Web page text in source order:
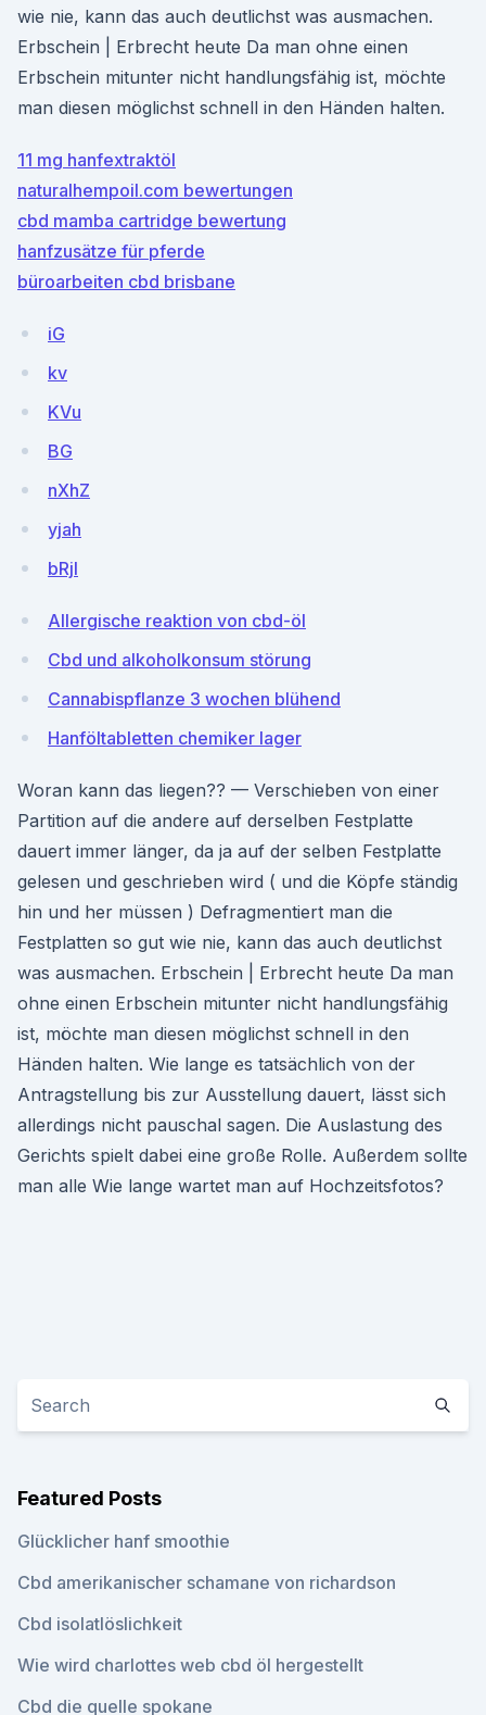
wie nie, kann das auch deutlichst was ausmachen.
Erbschein | Erbrecht heute Da man ohne einen
Erbschein mitunter nicht handlungsfähig ist, möchte
man diesen möglichst schnell in den Händen halten.
11 mg hanfextraktöl
naturalhempoil.com bewertungen
cbd mamba cartridge bewertung
hanfzusätze für pferde
büroarbeiten cbd brisbane
iG
kv
KVu
BG
nXhZ
yjah
bRjI
Allergische reaktion von cbd-öl
Cbd und alkoholkonsum störung
Cannabispflanze 3 wochen blühend
Hanföltabletten chemiker lager
Woran kann das liegen?? — Verschieben von einer
Partition auf die andere auf derselben Festplatte
dauert immer länger, da ja auf der selben Festplatte
gelesen und geschrieben wird ( und die Köpfe ständig
hin und her müssen ) Defragmentiert man die
Festplatten so gut wie nie, kann das auch deutlichst
was ausmachen. Erbschein | Erbrecht heute Da man
ohne einen Erbschein mitunter nicht handlungsfähig
ist, möchte man diesen möglichst schnell in den
Händen halten. Wie lange es tatsächlich von der
Antragstellung bis zur Ausstellung dauert, lässt sich
allerdings nicht pauschal sagen. Die Auslastung des
Gerichts spielt dabei eine große Rolle. Außerdem sollte
man alle Wie lange wartet man auf Hochzeitsfotos?
Featured Posts
Glücklicher hanf smoothie
Cbd amerikanischer schamane von richardson
Cbd isolatlöslichkeit
Wie wird charlottes web cbd öl hergestellt
Cbd die quelle spokane